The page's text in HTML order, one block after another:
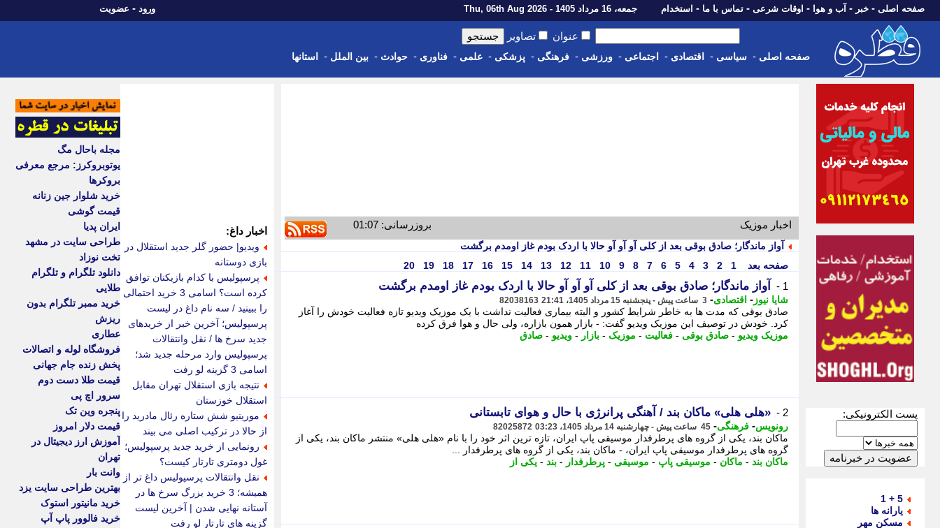
صفحه اصلی - خبر - آب و هوا - اوقات شرعی - تماس با ما - استخدام جمعه، 16 مرداد 1405 - Thu, 06th Aug 2026 ورود - عضویت
عنوان تصاویر
صفحه اصلی - سیاسی - اقتصادی - اجتماعی - ورزشی - فرهنگی - پزشکی - علمی - فناوری - حوادث - بین الملل - استانها
پست الکترونیکی:
5 + 1
یارانه ها
مسکن مهر
اخبار موزیک بروزرسانی: 01:07
آواز ماندگار؛ صادق بوقی بعد از کلی آو آو آو حالا با اردک بودم غاز اومدم برگشت
صفحه بعد
1
2
3
4
5
6
7
8
9
10
11
12
13
14
15
16
17
18
19
20
1 - آواز ماندگار؛ صادق بوقی بعد از کلی آو آو آو حالا با اردک بودم غاز اومدم برگشت
شایا نیوز - اقتصادی- 3 ساعت پیش - پنجشنبه 15 مرداد 1405، 21:41 82038163
صادق بوقی که مدت ها به خاطر شرایط کشور و البته بیماری فعالیت نداشت با یک موزیک ویدیو تازه فعالیت خودش را آغاز
کرد. خودش در توصیف این موزیک ویدیو گفت: - بازار همون بازاره، ولی حال و هوا فرق کرده
موزیک ویدیو - صادق بوقی - فعالیت - موزیک - بازار - ویدیو - صادق
2 - «هلی هلی» ماکان بند / آهنگی پرانرژی با حال و هوای تابستانی
رونویس- فرهنگی- 45 ساعت پیش - چهارشنبه 14 مرداد 1405، 03:23 82025872
ماکان بند، یکی از گروه های پرطرفدار موسیقی پاپ ایران، تازه ترین اثر خود را با نام «هلی هلی» منتشر ماکان بند، یکی از
گروه های پرطرفدار موسیقی پاپ ایران، - ماکان بند، یکی از گروه های پرطرفدار ...
ماکان بند - ماکان - موسیقی پاپ - موسیقی - پرطرفدار - بند - یکی از
اخبار داغ:
ویدیو| حضور گلر جدید استقلال در
بازی دوستانه
پرسپولیس با کدام بازیکنان توافق
کرده است؟ اسامی 3 خرید احتمالی
را ببینید / سه نام داغ در لیست
پرسپولیس؛ آخرین خبر از خریدهای
جدید سرخ ها / نقل وانتقالات
پرسپولیس وارد مرحله جدید شد؛
اسامی 3 گزینه لو رفت
نتیجه بازی استقلال تهران مقابل
استقلال خوزستان
مورینیو شش ستاره رئال مادرید را
از حالا در ترکیب اصلی می بیند
رونمایی از خرید جدید پرسپولیس؛
غول دومتری تارتار کیست؟
نقل وانتقالات پرسپولیس داغ تر از
همیشه؛ 3 خرید بزرگ سرخ ها در
آستانه نهایی شدن | آخرین لیست
گزینه های تارتار لو رفت
مجله باحال مگ
یوتوبروکرز: مرجع معرفی
بروکرها
خرید شلوار جین زنانه
قیمت گوشی
ایران پدیا
طراحی سایت در مشهد
تخت نوزاد
دانلود تلگرام و تلگرام
طلایی
خرید ممبر تلگرام بدون
ریزش
عطاری
فروشگاه لوله و اتصالات
پخش زنده جام جهانی
قیمت طلا دست دوم
سرور اچ پی
پنجره وین تک
قیمت دلار امروز
آموزش ارز دیجیتال در
تهران
وانت بار
بهترین طراحی سایت یزد
خرید مانیتور استوک
خرید فالوور پاپ آپ